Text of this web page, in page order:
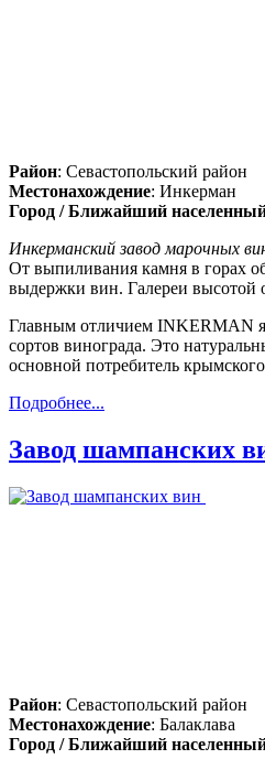
Район: Севастопольский район
Местонахождение: Инкерман
Город / Ближайший
Инкерманский завод марочных
От выпиливания камня в горах
выдержки вин. Галереи высотой
Главным отличием INKERMAN
сортов винограда. Это
основной потребитель
Подробнее...
Завод шампанских
Район: Севастопольский район
Местонахождение: Балаклава
Город / Ближайший